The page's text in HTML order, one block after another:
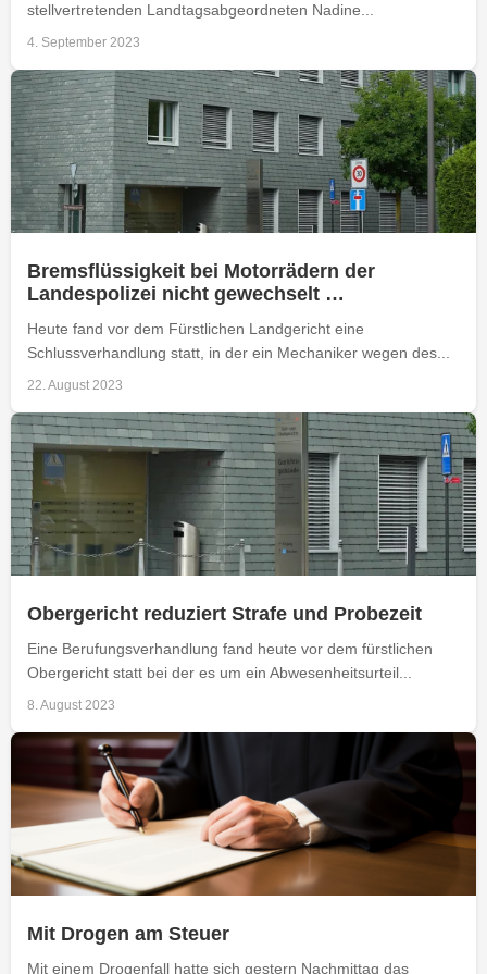
stellvertretenden Landtagsabgeordneten Nadine...
4. September 2023
Bremsflüssigkeit bei Motorrädern der
Landespolizei nicht gewechselt …
Heute fand vor dem Fürstlichen Landgericht eine
Schlussverhandlung statt, in der ein Mechaniker wegen des...
22. August 2023
Obergericht reduziert Strafe und Probezeit
Eine Berufungsverhandlung fand heute vor dem fürstlichen
Obergericht statt bei der es um ein Abwesenheitsurteil...
8. August 2023
Mit Drogen am Steuer
Mit einem Drogenfall hatte sich gestern Nachmittag das